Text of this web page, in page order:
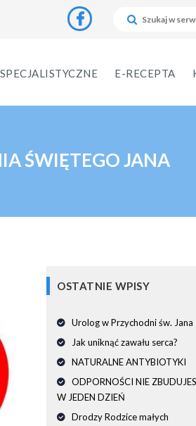
E-RECEPTA
ŚWIĘTEGO JANA
OSTATNIE WPISY
Urolog w Przychodni św. Jana
Jak uniknąć zawału serca?
NATURALNE ANTYBIOTYKI
ODPORNOŚCI NIE
W JEDEN DZIEŃ
Drodzy Rodzice małych